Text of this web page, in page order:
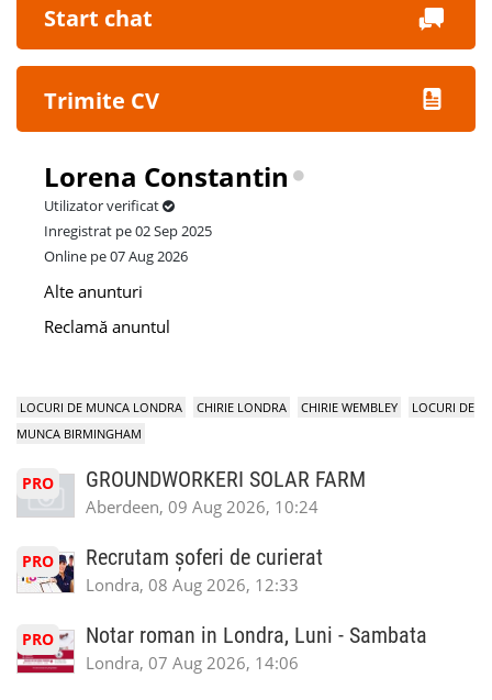
Start chat
Trimite CV
Lorena Constantin
Utilizator verificat
Inregistrat pe 02 Sep 2025
Online pe 07 Aug 2026
Alte anunturi
Reclamă anuntul
LOCURI DE MUNCA LONDRA CHIRIE LONDRA CHIRIE WEMBLEY
LOCURI DE
MUNCA BIRMINGHAM
PRO GROUNDWORKERI SOLAR FARM
Aberdeen, 09 Aug 2026, 10:24
PRO Recrutam șoferi de curierat
Londra, 08 Aug 2026, 12:33
PRO Notar roman in Londra, Luni - Sambata
Londra, 07 Aug 2026, 14:06